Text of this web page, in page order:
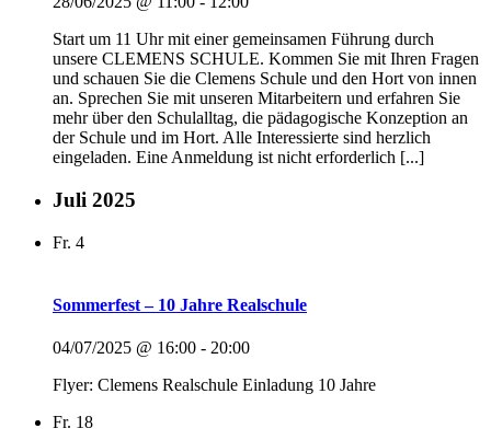
Start um 11 Uhr mit einer gemeinsamen Führung durch
unsere CLEMENS SCHULE. Kommen Sie mit Ihren Fragen
und schauen Sie die Clemens Schule und den Hort von innen
an. Sprechen Sie mit unseren Mitarbeitern und erfahren Sie
mehr über den Schulalltag, die pädagogische Konzeption an
der Schule und im Hort. Alle Interessierte sind herzlich
eingeladen. Eine Anmeldung ist nicht erforderlich [...]
Juli 2025
Fr. 4
Sommerfest – 10 Jahre Realschule
04/07/2025 @ 16:00 - 20:00
Flyer: Clemens Realschule Einladung 10 Jahre
Fr. 18